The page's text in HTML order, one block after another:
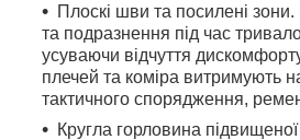
Плоскі шви та посилені зони.
та подразнення під час
усуваючи відчуття
плечей та коміра витримують
тактичного спорядження,
Кругла горловина підвищеної